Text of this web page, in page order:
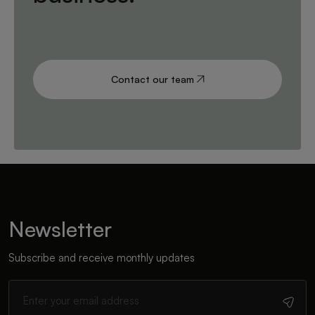
Contact our team
Newsletter
Subscribe and receive monthly updates